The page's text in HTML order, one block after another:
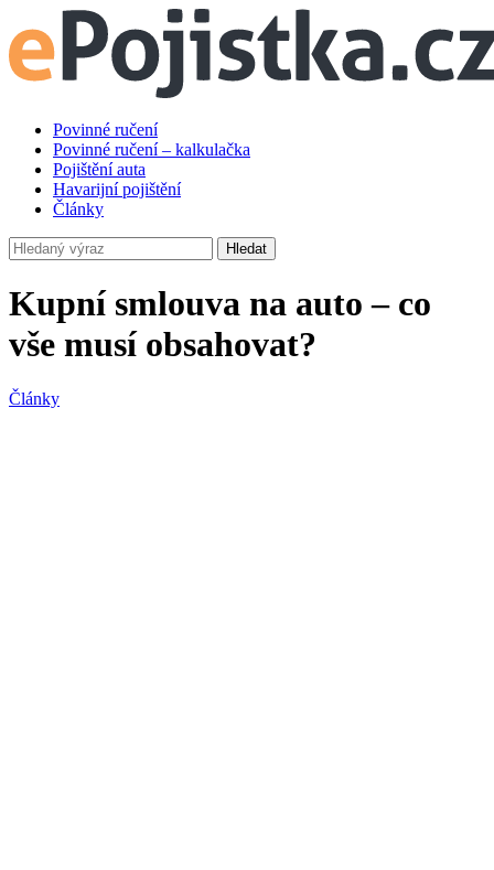
Povinné ručení
Povinné ručení – kalkulačka
Pojištění auta
Havarijní pojištění
Články
Hledat
Kupní smlouva na auto – co
vše musí obsahovat?
Články